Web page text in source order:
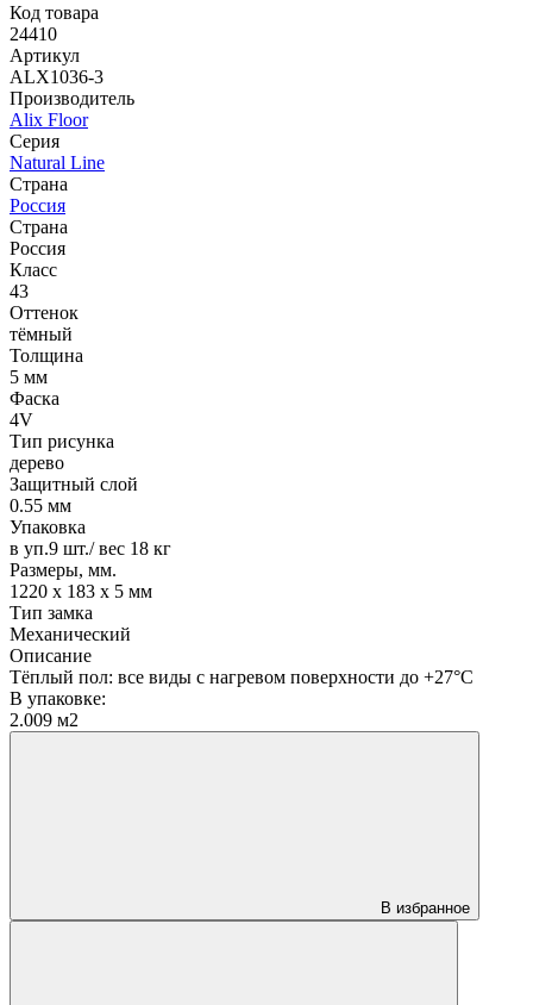
Код товара
24410
Артикул
ALX1036-3
Производитель
Alix Floor
Серия
Natural Line
Страна
Россия
Страна
Россия
Класс
43
Оттенок
тёмный
Толщина
5 мм
Фаска
4V
Тип рисунка
дерево
Защитный слой
0.55 мм
Упаковка
в уп.9 шт./ вес 18 кг
Размеры, мм.
1220 х 183 х 5 мм
Тип замка
Механический
Описание
Тёплый пол: все виды с нагревом поверхности до +27°С
В упаковке:
2.009 м2
В избранное